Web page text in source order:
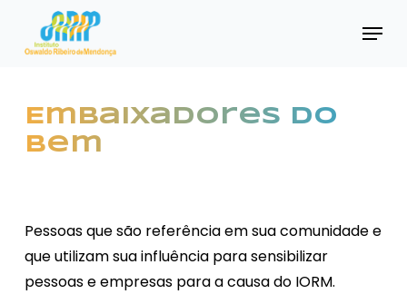
main
Menu
Embaixadores do
Bem
Pessoas que são referência em sua comunidade e
que utilizam sua influência para sensibilizar
pessoas e empresas para a causa do IORM.